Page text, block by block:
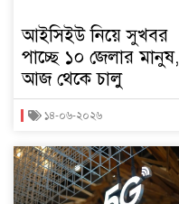
আইসিইউ নিয়ে সুখবর
পাচ্ছে ১০ জেলার মানুষ,
আজ থেকে চালু
১৪-০৬-২০২৬